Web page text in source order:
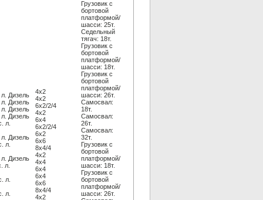
Дизель
Дизель
Дизель
Дизель
л.
Дизель
л.
Дизель
л.
л.
л.
4x2
4x2
6x2/2/4
4x2
6x4
6x2/2/4
6x2
6x6
8x4/4
4x2
4x4
6x4
6x4
6x6
8x4/4
4x2
Грузовик c
бортовой
платформой/
шасси: 25т.
Седельный
тягач: 18т.
Грузовик c
бортовой
платформой/
шасси: 18т.
Грузовик c
бортовой
платформой/
шасси: 26т.
Самосвал:
18т.
Самосвал:
26т.
Самосвал:
32т.
Грузовик c
бортовой
платформой/
шасси: 18т.
Грузовик c
бортовой
платформой/
шасси: 26т.